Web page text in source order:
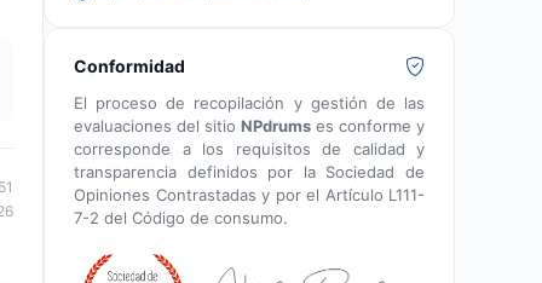
Conformidad
El proceso de recopilación y gestión de las
evaluaciones del sitio NPdrums es conforme y
corresponde a los requisitos de calidad y
transparencia definidos por la Sociedad de
Opiniones Contrastadas y por el Artículo L111-
7-2 del Código de consumo.